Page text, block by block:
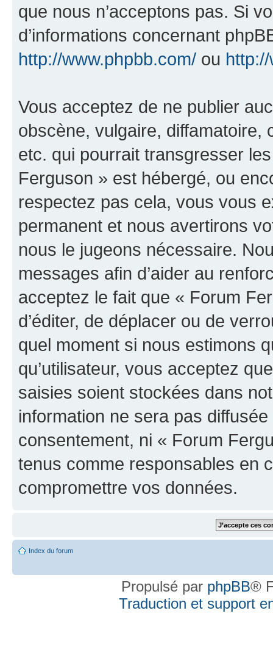
que nous n’acceptons pas. Si
d’informations concernant
http://www.phpbb.com/ ou
Vous acceptez de ne publier
obscène, vulgaire, diffamatoire,
etc. qui pourrait transgresser
Ferguson » est hébergé, ou
respectez pas cela, vous vous
permanent et nous avertirons
nous le jugeons nécessaire.
messages afin d’aider au
acceptez le fait que « Forum
d’éditer, de déplacer ou de
quel moment si nous estimons
qu’utilisateur, vous acceptez
saisies soient stockées dans
information ne sera pas
consentement, ni « Forum
tenus comme responsables en
compromettre vos données.
Index du forum
Propulsé par phpBB®
Traduction et support